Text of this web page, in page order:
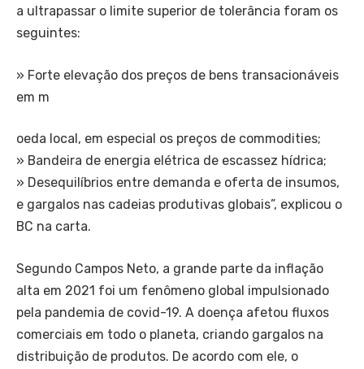
a ultrapassar o limite superior de tolerância foram os
seguintes:
» Forte elevação dos preços de bens transacionáveis
em m
oeda local, em especial os preços de commodities;
» Bandeira de energia elétrica de escassez hídrica;
» Desequilíbrios entre demanda e oferta de insumos,
e gargalos nas cadeias produtivas globais”, explicou o
BC na carta.
Segundo Campos Neto, a grande parte da inflação
alta em 2021 foi um fenômeno global impulsionado
pela pandemia de covid-19. A doença afetou fluxos
comerciais em todo o planeta, criando gargalos na
distribuição de produtos. De acordo com ele, o